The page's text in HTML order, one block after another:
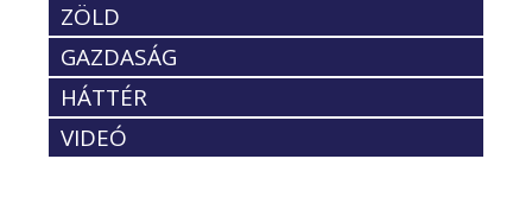
ZÖLD
GAZDASÁG
HÁTTÉR
VIDEÓ